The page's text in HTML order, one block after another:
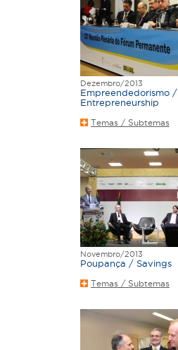
Dezembro/2013
Empreendedorismo /
Entrepreneurship
Temas / Subtemas
Novembro/2013
Poupança / Savings
Temas / Subtemas